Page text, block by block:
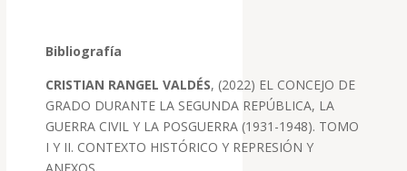
Bibliografía
CRISTIAN RANGEL VALDÉS, (2022) EL CONCEJO DE
GRADO DURANTE LA SEGUNDA REPÚBLICA, LA
GUERRA CIVIL Y LA POSGUERRA (1931-1948). TOMO
I Y II. CONTEXTO HISTÓRICO Y REPRESIÓN Y